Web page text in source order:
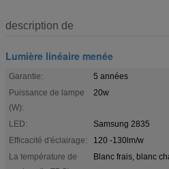
description de
Lumière linéaire menée
Garantie:
5 années
Puissance de lampe
(W):
20w
LED:
Samsung 2835
Efficacité d'éclairage:
120 -130lm/w
La température de
Blanc frais, blanc